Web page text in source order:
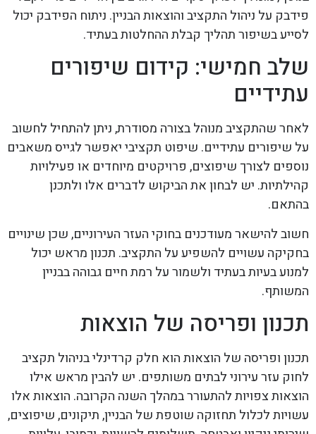
פידבק על ניהול התקציב והוצאות הבניין. ניתוח הפידבק יכול
לסייע בשיפור תהליך קבלת ההחלטות בעתיד.
שלב חמישי: קידום שיפורים
עתידיים
לאחר שהתקציב מנוהל בצורה מסודרת, ניתן להתחיל לחשוב
על שיפורים עתידיים. שיפוט תקציבי יאפשר לגייס משאבים
נוספים לצורך שיפוצים, פרויקטים מיוחדים או פעילויות
קהילתיות. יש לבחון את הביקוש לדברים אלו ולתכנן
בהתאם.
חשוב להישאר מעודכנים בחוקי העזר העירוניים, שכן שינויים
בחקיקה עשויים להשפיע על התקציב. תכנון מראש יכול
למנוע בעיות בעתיד ולשמור על רמת חיים גבוהה בבניין
המשותף.
תכנון ופריסה של הוצאות
תכנון ופריסה של הוצאות הוא חלק קרדינלי בניהול תקציב
לחוק עזר עירוני לבתים משותפים. יש להבין מראש אילו
הוצאות צפויות להתעורר במהלך השנה הקרובה. הוצאות אלו
עשויות לכלול תחזוקה שוטפת של הבניין, תיקונים, שיפוצים,